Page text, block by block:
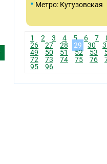
• Метро: Кутузовская
1 2 3 4 5 6 7
26
27 28 29 30
49
50 51 52 53
72
73 74 75 76
95
96